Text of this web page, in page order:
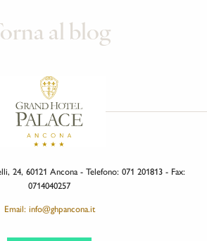
al blog
24, 60121 Ancona - Telefono: 071 201813 - Fax:
0714040257
Email: info@ghpancona.it